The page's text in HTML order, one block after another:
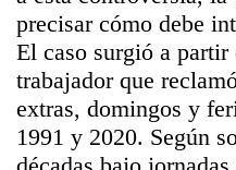
precisar cómo debe
El caso surgió a partir
trabajador que
extras, domingos y
1991 y 2020. Según